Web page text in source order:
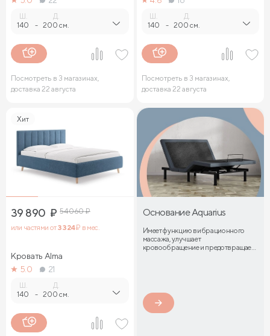
Ш.
140 -
Д.
200 см.
Посмотреть в 3 магазинах,
доставка 22 августа
Ш.
140 -
Д.
200 см.
Посмотреть в 3 магазинах,
доставка 22 августа
Хит
39 890 ₽ 54 060₽
или частями от3 324₽ в мес.
Кровать Alma
5.0
21
140 -
Д.
200 см.
Основание Aquarius
Имеет функцию вибрационного
массажа, улучшает
кровообращение и предотвращает